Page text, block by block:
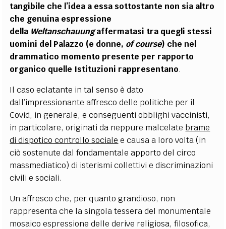
tangibile che l’idea a essa sottostante non sia altro
che genuina espressione
della Weltanschauungaffermatasi tra quegli stessi
uomini del Palazzo (e donne, of course) che nel
drammatico momento presente per rapporto
organico quelle Istituzioni rappresentano.
Il caso eclatante in tal senso è dato
dall’impressionante affresco delle politiche per il
Covid, in generale, e conseguenti obblighi vaccinisti,
in particolare, originati da neppure malcelate brame
di dispotico controllo sociale e causa a loro volta (in
ciò sostenute dal fondamentale apporto del circo
massmediatico) di isterismi collettivi e discriminazioni
civili e sociali.
Un affresco che, per quanto grandioso, non
rappresenta che la singola tessera del monumentale
mosaico espressione delle derive religiosa, filosofica,